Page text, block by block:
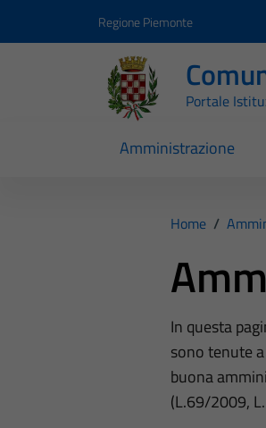
Regione Piemonte
Portale
Amministrazione
Home /
In questa
sono tenute
buona
(L.69/2009,